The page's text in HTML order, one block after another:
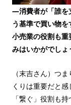
—消費者が「誰を
う基準で買い物
小売業の役割も
みはいかがでしょ
（末吉さん）つ
くりは重要だと
「繋ぐ」役割も